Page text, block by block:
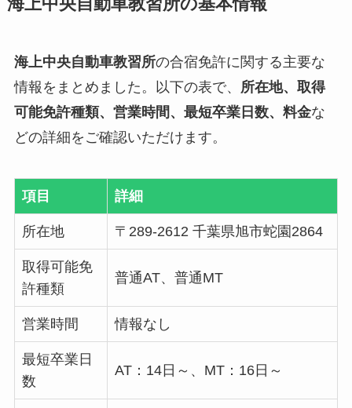
海上中央自動車教習所の基本情報
海上中央自動車教習所の合宿免許に関する主要な
情報をまとめました。以下の表で、 所在地、取得
可能免許種類、営業時間、最短卒業日数、料金な
どの詳細をご確認いただけます。
項目 詳細
所在地 〒289-2612 千葉県旭市蛇園2864
取得可能免
許種類
普通AT、普通MT
営業時間 情報なし
最短卒業日
数
AT：14日～、MT：16日～